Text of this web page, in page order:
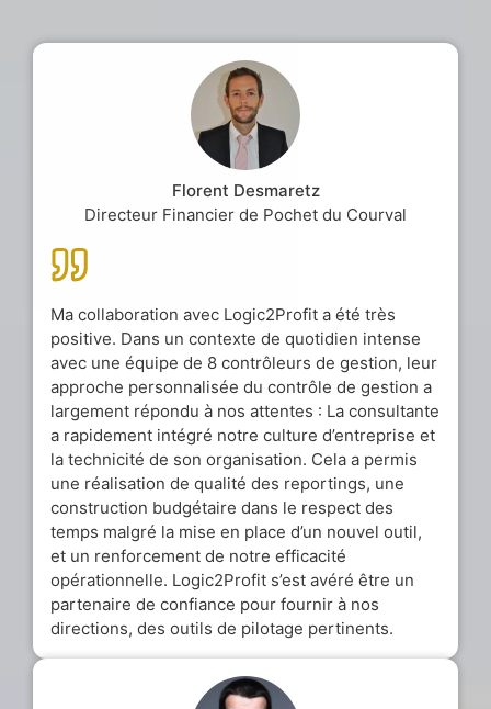
Florent Desmaretz
Directeur Financier de Pochet du Courval
Ma collaboration avec Logic2Profit a été très
positive. Dans un contexte de quotidien intense
avec une équipe de 8 contrôleurs de gestion, leur
approche personnalisée du contrôle de gestion a
largement répondu à nos attentes : La consultante
a rapidement intégré notre culture d’entreprise et
la technicité de son organisation. Cela a permis
une réalisation de qualité des reportings, une
construction budgétaire dans le respect des
temps malgré la mise en place d’un nouvel outil,
et un renforcement de notre efficacité
opérationnelle. Logic2Profit s’est avéré être un
partenaire de confiance pour fournir à nos
directions, des outils de pilotage pertinents.